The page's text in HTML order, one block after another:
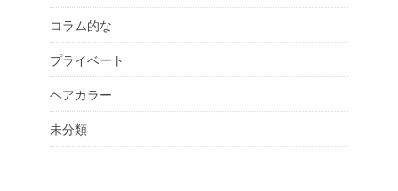
コラム的な
プライベート
ヘアカラー
未分類